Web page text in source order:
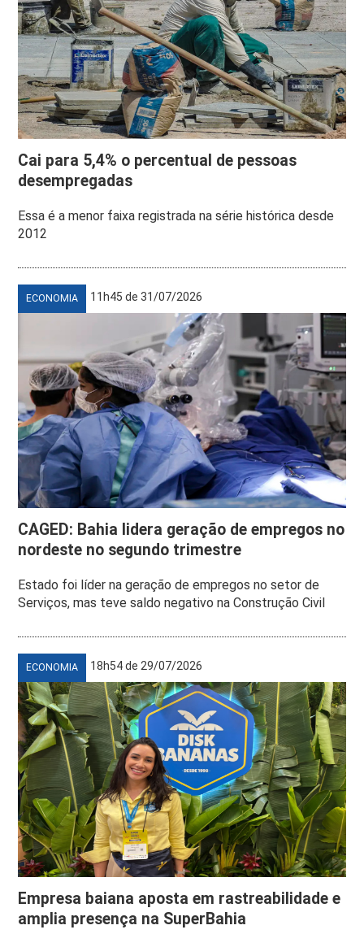
Cai para 5,4% o percentual de pessoas
desempregadas
Essa é a menor faixa registrada na série histórica desde
2012
ECONOMIA 11h45 de 31/07/2026
CAGED: Bahia lidera geração de empregos no
nordeste no segundo trimestre
Estado foi líder na geração de empregos no setor de
Serviços, mas teve saldo negativo na Construção Civil
ECONOMIA 18h54 de 29/07/2026
Empresa baiana aposta em rastreabilidade e
amplia presença na SuperBahia